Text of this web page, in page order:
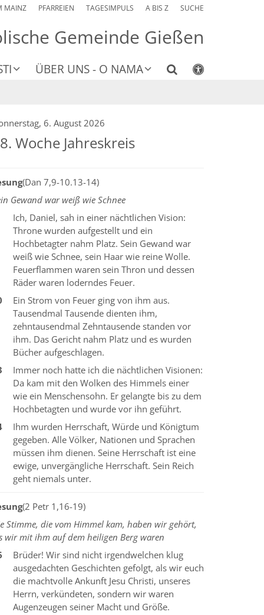
MAINZ PFARREIEN TAGESIMPULS A BIS Z SUCHE
Gemeinde Gießen
ÜBER UNS - O NAMA
6. August 2026
Woche Jahreskreis
(Dan 7,9-10.13-14)
Gewand war weiß wie Schnee
Ich, Daniel, sah in einer nächtlichen Vision:
Throne wurden aufgestellt und ein
Hochbetagter nahm Platz. Sein Gewand war
weiß wie Schnee, sein Haar wie reine Wolle.
Feuerflammen waren sein Thron und dessen
Räder waren loderndes Feuer.
Ein Strom von Feuer ging von ihm aus.
Tausendmal Tausende dienten ihm,
zehntausendmal Zehntausende standen vor
ihm. Das Gericht nahm Platz und es wurden
Bücher aufgeschlagen.
Immer noch hatte ich die nächtlichen Visionen:
Da kam mit den Wolken des Himmels einer
wie ein Menschensohn. Er gelangte bis zu dem
Hochbetagten und wurde vor ihn geführt.
Ihm wurden Herrschaft, Würde und Königtum
gegeben. Alle Völker, Nationen und Sprachen
müssen ihm dienen. Seine Herrschaft ist eine
ewige, unvergängliche Herrschaft. Sein Reich
geht niemals unter.
(2 Petr 1,16-19)
Stimme, die vom Himmel kam, haben wir gehört,
wir mit ihm auf dem heiligen Berg waren
Brüder! Wir sind nicht irgendwelchen klug
ausgedachten Geschichten gefolgt, als wir euch
die machtvolle Ankunft Jesu Christi, unseres
Herrn, verkündeten, sondern wir waren
Augenzeugen seiner Macht und Größe.